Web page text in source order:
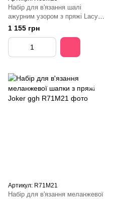
Набір для в'язання шалі
ажурним узором з пряжі Lacy
ggh
1 155 грн
Артикул: R71M21
Набір для в'язання меланжевої